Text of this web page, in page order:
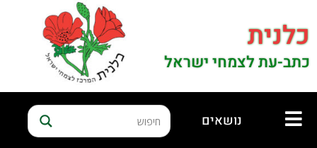
כלנית
כתב-עת לצמחי ישראל
נושאים